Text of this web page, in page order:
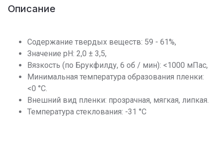
Описание
Содержание твердых веществ: 59 - 61%,
Значение рН: 2,0 ± 3,5,
Вязкость (по Брукфилду, 6 об / мин): <1000 мПас,
Минимальная температура образования пленки:
<0 °C.
Внешний вид пленки: прозрачная, мягкая, липкая.
Температура стеклования: -31 °С